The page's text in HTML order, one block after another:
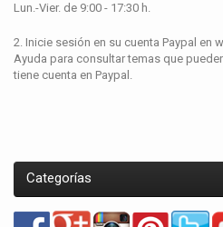
Lun.-Vier. de 9:00 - 17:30 h.
2. Inicie sesión en su cuenta Paypal en
Ayuda para consultar temas que
tiene cuenta en Paypal.
Categorías